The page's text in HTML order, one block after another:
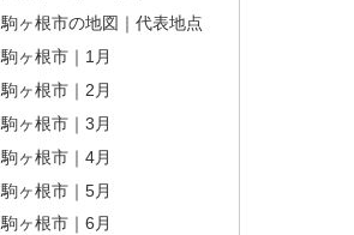
駒ヶ根市の地図｜代表地点
駒ヶ根市｜1月
駒ヶ根市｜2月
駒ヶ根市｜3月
駒ヶ根市｜4月
駒ヶ根市｜5月
駒ヶ根市｜6月